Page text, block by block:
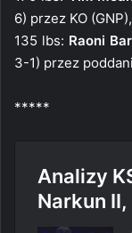
6) przez KO
135 lbs: Raoni
3-1) przez
*****